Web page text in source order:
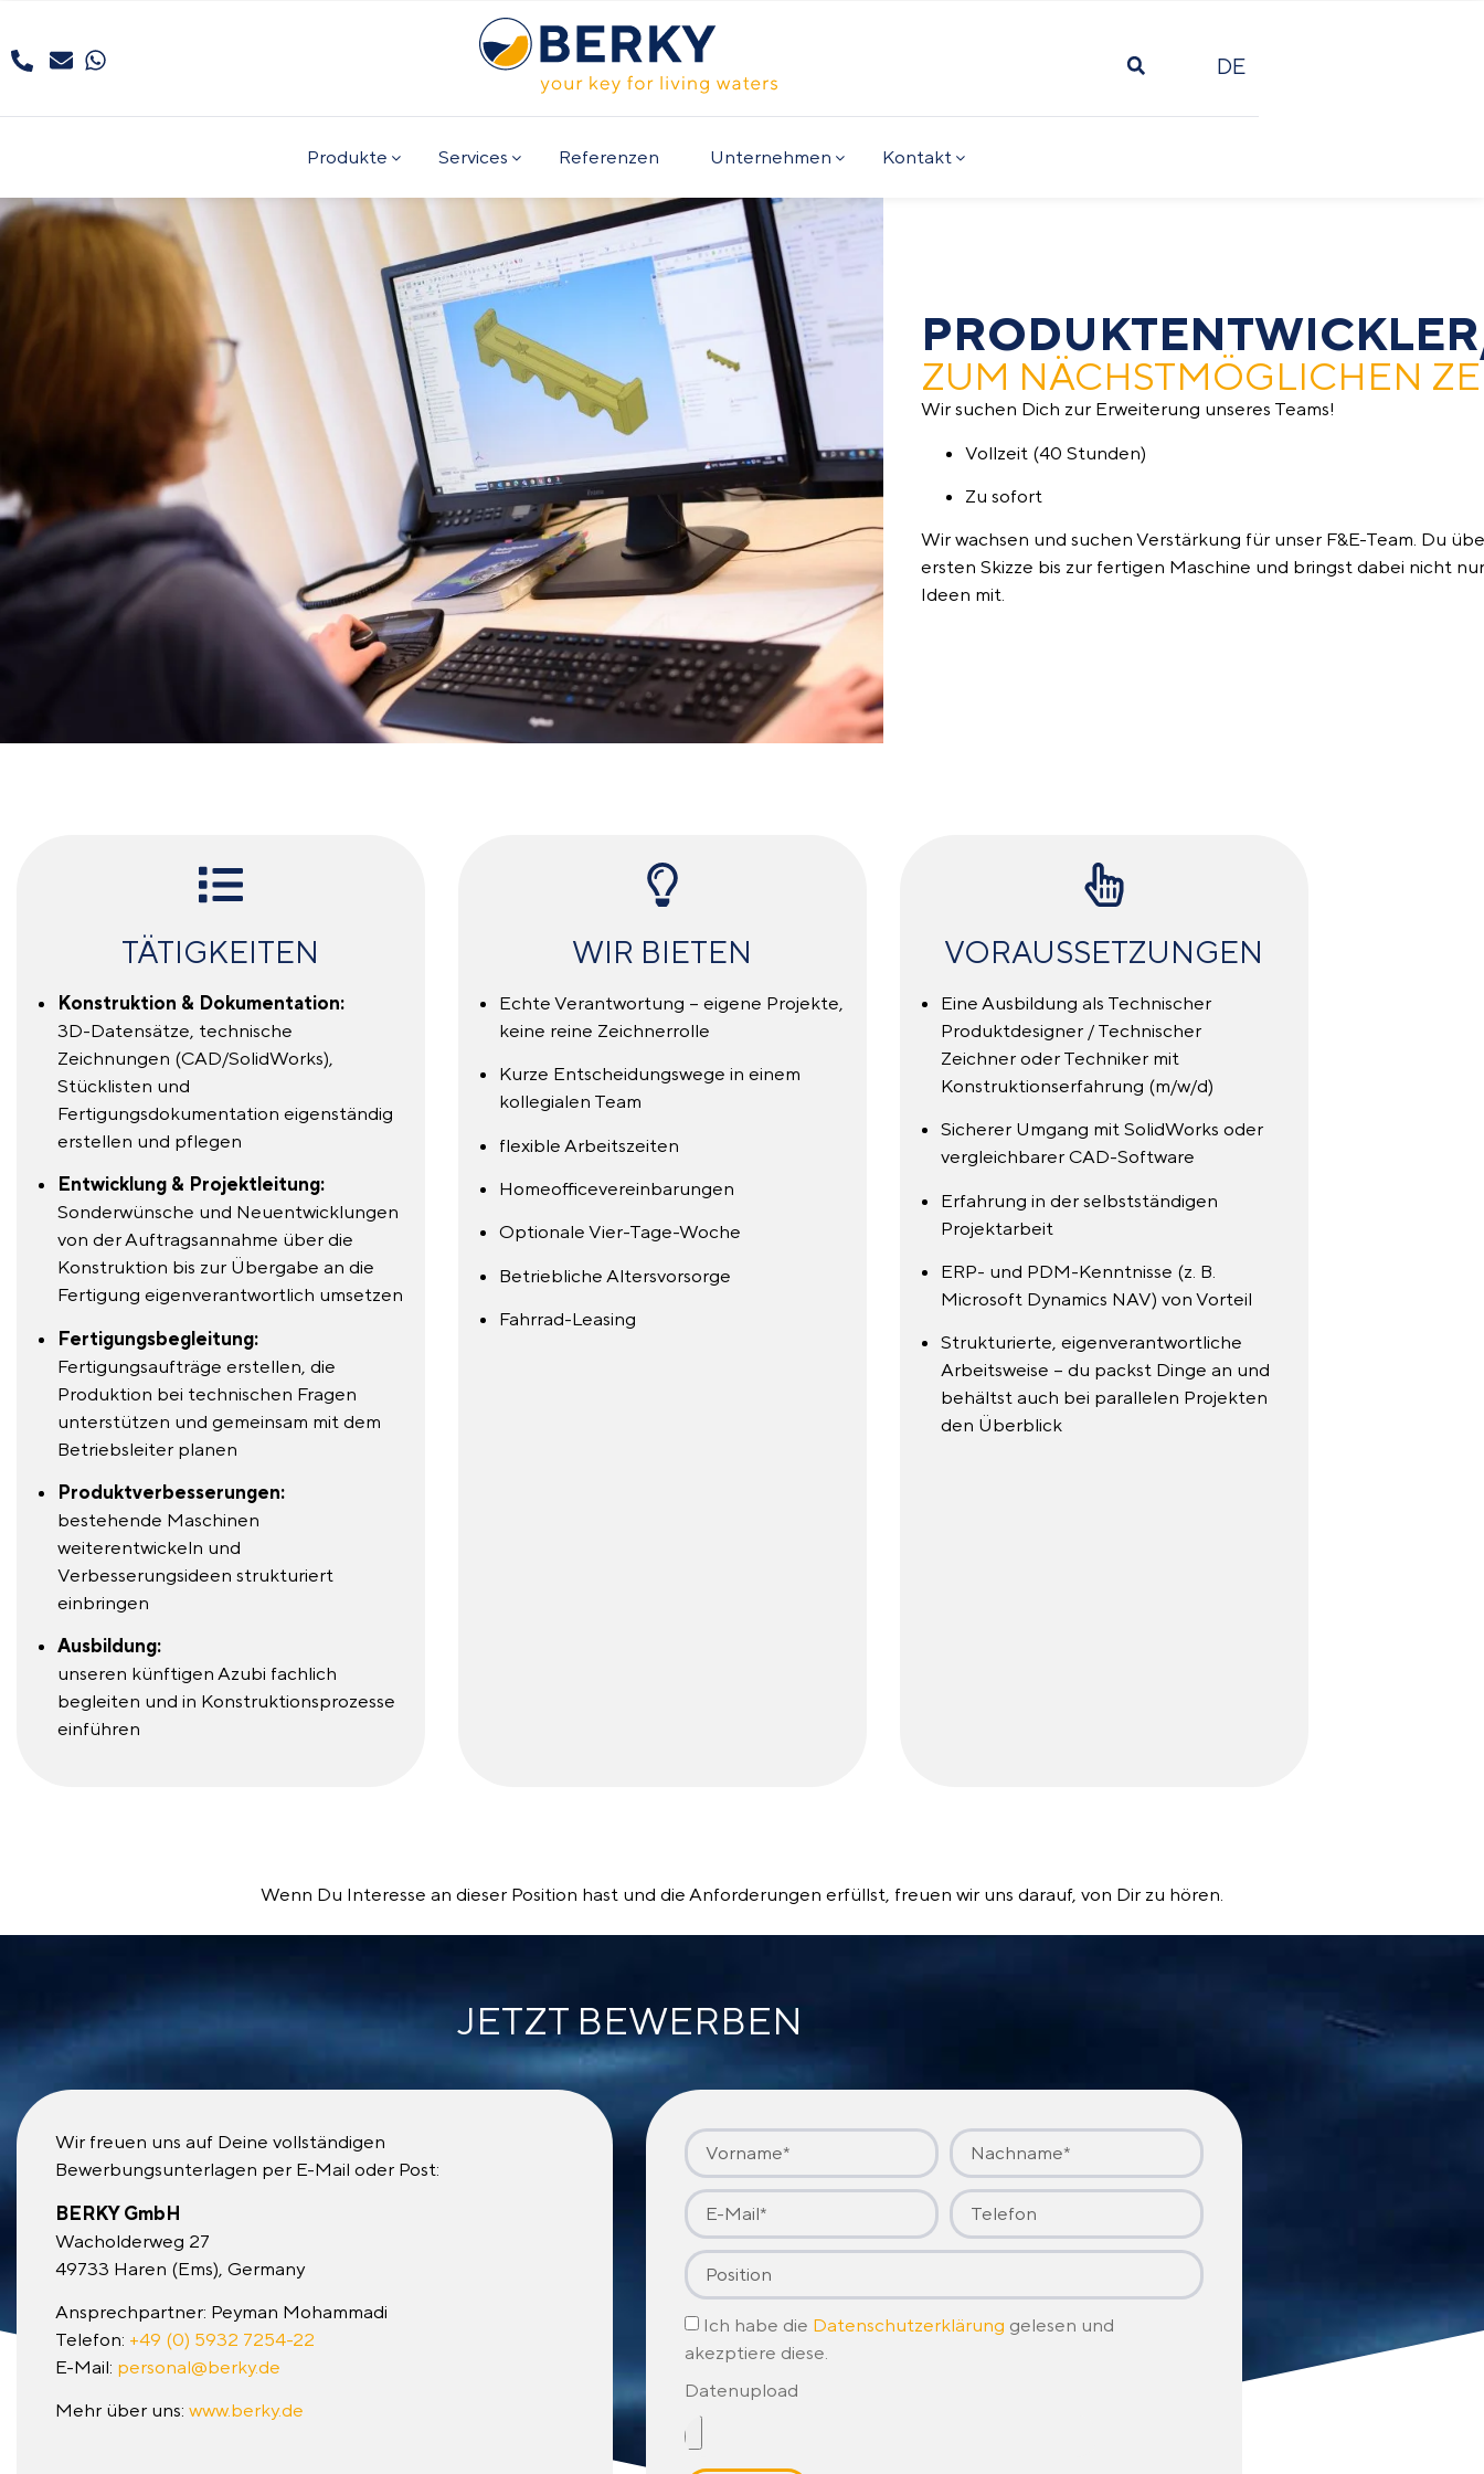
DE
Produkte Services Referenzen Unternehmen Kontakt
ZUM NÄCHSTMÖGLICHEN
Wir suchen Dich zur Erweiterung unseres Teams!
Vollzeit (40 Stunden)
Zu sofort
Wir wachsen und suchen Verstärkung für unser F&E-Team. Du
ersten Skizze bis zur fertigen Maschine und bringst dabei nicht
Ideen mit.
TÄTIGKEITEN
Konstruktion & Dokumentation:
3D-Datensätze, technische
Zeichnungen (CAD/SolidWorks),
Stücklisten und
Fertigungsdokumentation eigenständig
erstellen und pflegen
Entwicklung & Projektleitung:
Sonderwünsche und Neuentwicklungen
von der Auftragsannahme über die
Konstruktion bis zur Übergabe an die
Fertigung eigenverantwortlich umsetzen
Fertigungsbegleitung:
Fertigungsaufträge erstellen, die
Produktion bei technischen Fragen
unterstützen und gemeinsam mit dem
Betriebsleiter planen
Produktverbesserungen:
bestehende Maschinen
weiterentwickeln und
Verbesserungsideen strukturiert
einbringen
Ausbildung:
unseren künftigen Azubi fachlich
begleiten und in Konstruktionsprozesse
einführen
WIR BIETEN
Echte Verantwortung – eigene Projekte,
keine reine Zeichnerrolle
Kurze Entscheidungswege in einem
kollegialen Team
flexible Arbeitszeiten
Homeofficevereinbarungen
Optionale Vier-Tage-Woche
Betriebliche Altersvorsorge
Fahrrad-Leasing
VORAUS­SETZUNGEN
Eine Ausbildung als Technischer
Produktdesigner / Technischer
Zeichner oder Techniker mit
Konstruktionserfahrung (m/w/d)
Sicherer Umgang mit SolidWorks oder
vergleichbarer CAD-Software
Erfahrung in der selbstständigen
Projektarbeit
ERP- und PDM-Kenntnisse (z. B.
Microsoft Dynamics NAV) von Vorteil
Strukturierte, eigenverantwortliche
Arbeitsweise – du packst Dinge an und
behältst auch bei parallelen Projekten
den Überblick
Wenn Du Interesse an dieser Position hast und die Anforderungen erfüllst, freuen wir uns darauf, von Dir zu hören.
JETZT BEWERBEN
Wir freuen uns auf Deine vollständigen
Bewerbungsunterlagen per E-Mail oder Post:
BERKY GmbH
Wacholderweg 27
49733 Haren (Ems), Germany
Ansprechpartner: Peyman Mohammadi
Telefon: +49 (0) 5932 7254-22
E-Mail: personal@berky.de
Mehr über uns: www.berky.de
Ich habe die Datenschutzerklärung gelesen und
akezptiere diese.
Datenupload